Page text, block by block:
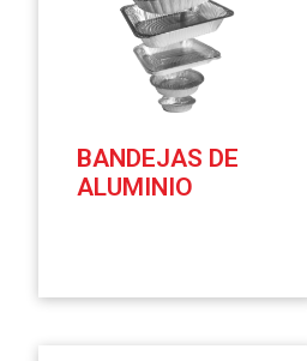
BANDEJAS DE
ALUMINIO